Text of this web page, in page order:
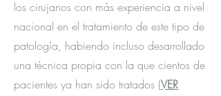
los cirujanos con más experiencia a nivel
nacional en el tratamiento de este tipo de
patología, habiendo incluso desarrollado
una técnica propia con la que cientos de
pacientes ya han sido tratados (VER